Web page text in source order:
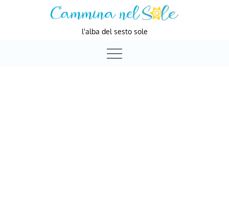
l'alba del sesto sole